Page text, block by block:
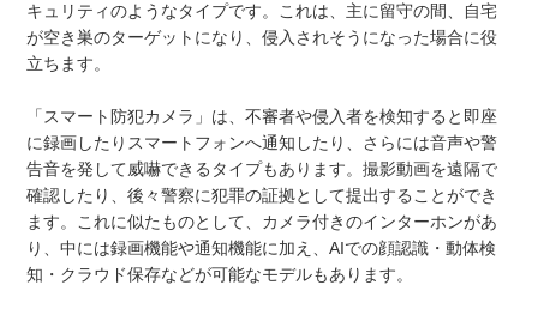
キュリティのようなタイプです。これは、主に留守の間、自宅
が空き巣のターゲットになり、侵入されそうになった場合に役
立ちます。
「スマート防犯カメラ」は、不審者や侵入者を検知すると即座
に録画したりスマートフォンへ通知したり、さらには音声や警
告音を発して威嚇できるタイプもあります。撮影動画を遠隔で
確認したり、後々警察に犯罪の証拠として提出することができ
ます。これに似たものとして、カメラ付きのインターホンがあ
り、中には録画機能や通知機能に加え、AIでの顔認識・動体検
知・クラウド保存などが可能なモデルもあります。